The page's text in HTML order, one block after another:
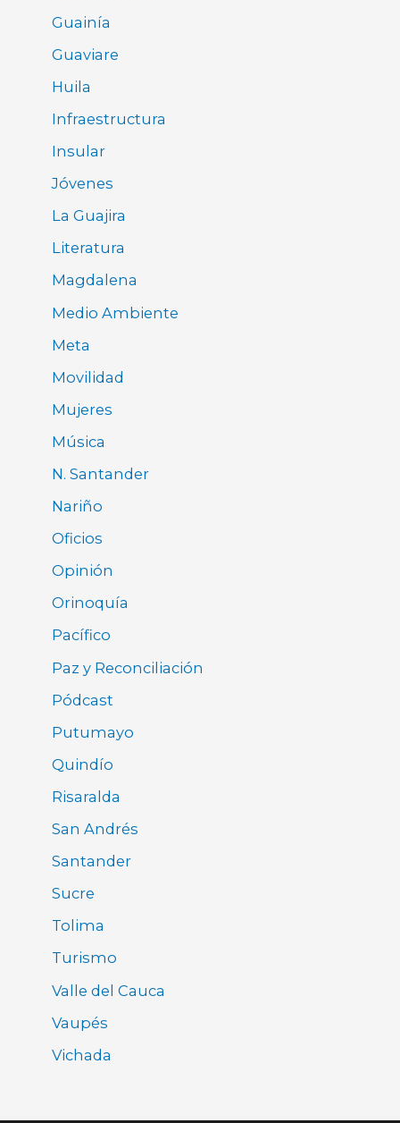
Guainía
Guaviare
Huila
Infraestructura
Insular
Jóvenes
La Guajira
Literatura
Magdalena
Medio Ambiente
Meta
Movilidad
Mujeres
Música
N. Santander
Nariño
Oficios
Opinión
Orinoquía
Pacífico
Paz y Reconciliación
Pódcast
Putumayo
Quindío
Risaralda
San Andrés
Santander
Sucre
Tolima
Turismo
Valle del Cauca
Vaupés
Vichada